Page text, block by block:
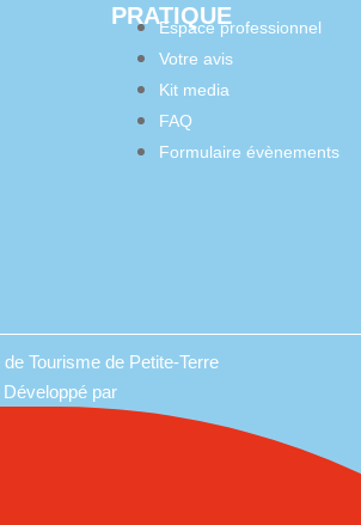
PRATIQUE
Espace professionnel
Votre avis
Kit media
FAQ
Formulaire évènements
Tourisme de Petite-Terre
Développé par